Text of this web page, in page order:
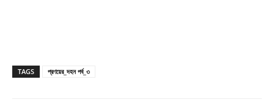
TAGS প্রণয়ের_দহন পর্ব_৩